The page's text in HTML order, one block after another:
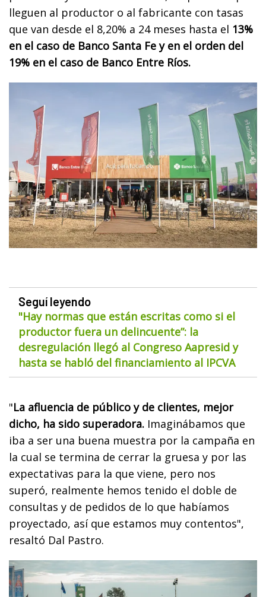
lleguen al productor o al fabricante con tasas
que van desde el 8,20% a 24 meses hasta el 13%
en el caso de Banco Santa Fe y en el orden del
19% en el caso de Banco Entre Ríos.
Seguí leyendo
"Hay normas que están escritas como si el
productor fuera un delincuente”: la
desregulación llegó al Congreso Aapresid y
hasta se habló del financiamiento al IPCVA
"La afluencia de público y de clientes, mejor
dicho, ha sido superadora. Imaginábamos que
iba a ser una buena muestra por la campaña en
la cual se termina de cerrar la gruesa y por las
expectativas para la que viene, pero nos
superó, realmente hemos tenido el doble de
consultas y de pedidos de lo que habíamos
proyectado, así que estamos muy contentos",
resaltó Dal Pastro.